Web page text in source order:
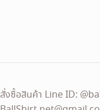
สั่งซื้อสินค้า Line ID: